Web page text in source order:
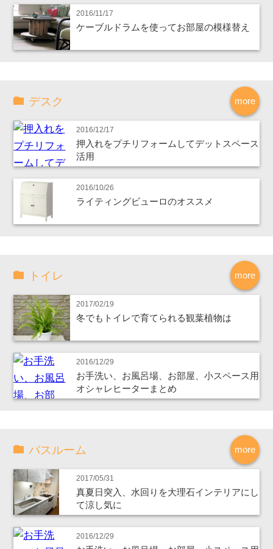
2016/11/17
ケーブルドラムを使ってお部屋の模様替え
more
デスク
2016/12/17
押入れをプチリフォームしてデットスペース
活用
2016/10/26
ライティングビューロのオススメ
more
トイレ
2017/02/19
冬でもトイレで育てられる観葉植物は
2016/12/29
お手洗い、お風呂場、お部屋、小スペース用
オシャレヒーターまとめ
more
バスルーム
2017/05/31
真夏日突入、水回りを大理石インテリアにし
て涼し気に
2016/12/29